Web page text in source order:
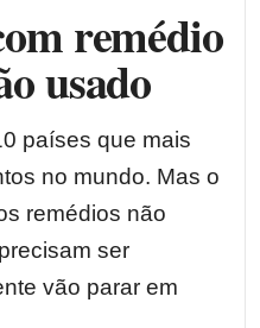
remédio
usado
países que mais
no mundo. Mas o
remédios não
ser
vão parar em